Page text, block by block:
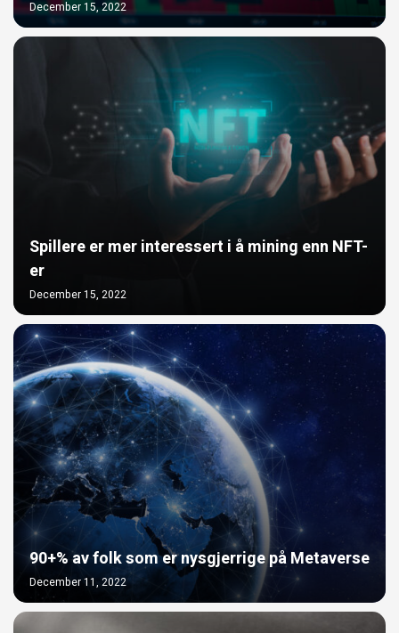
December 15, 2022
Spillere er mer interessert i å mining enn NFT-
er
December 15, 2022
90+% av folk som er nysgjerrige på Metaverse
December 11, 2022